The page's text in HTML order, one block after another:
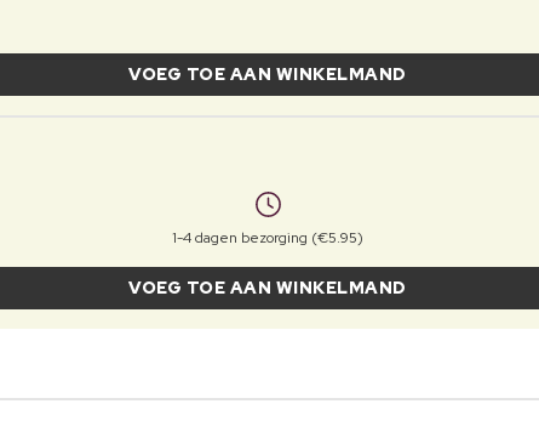
VOEG TOE AAN WINKELMAND
1-4 dagen bezorging (€5.95)
VOEG TOE AAN WINKELMAND